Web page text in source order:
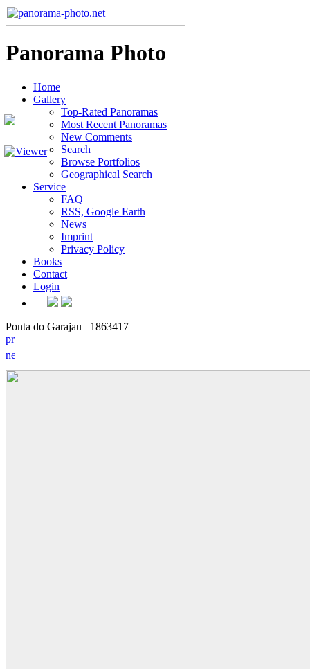
Panorama Photo
Home
Gallery
Top-Rated Panoramas
Most Recent Panoramas
New Comments
Search
Browse Portfolios
Geographical Search
Service
FAQ
RSS, Google Earth
News
Imprint
Privacy Policy
Books
Contact
Login
Ponta do Garajau 1863417